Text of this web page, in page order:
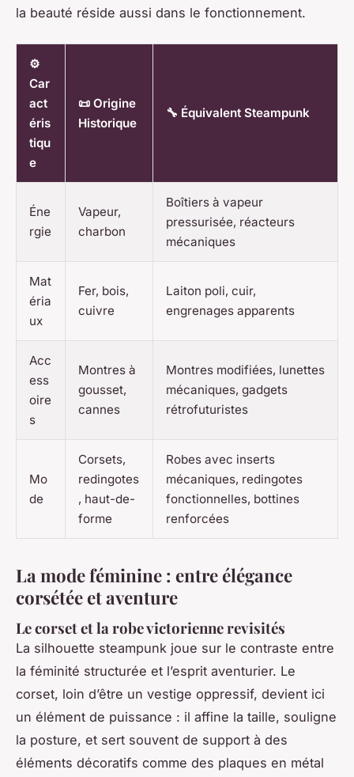
la beauté réside aussi dans le fonctionnement.
⚙️
Car
act
éris
tiqu
e
📜 Origine
Historique
🔧 Équivalent Steampunk
Éne
rgie
Vapeur,
charbon
Boîtiers à vapeur
pressurisée, réacteurs
mécaniques
Mat
éria
ux
Fer, bois,
cuivre
Laiton poli, cuir,
engrenages apparents
Acc
ess
oire
s
Montres à
gousset,
cannes
Montres modifiées, lunettes
mécaniques, gadgets
rétrofuturistes
Mo
de
Corsets,
redingotes
, haut-de-
forme
Robes avec inserts
mécaniques, redingotes
fonctionnelles, bottines
renforcées
La mode féminine : entre élégance
corsétée et aventure
Le corset et la robe victorienne revisités
La silhouette steampunk joue sur le contraste entre
la féminité structurée et l’esprit aventurier. Le
corset, loin d’être un vestige oppressif, devient ici
un élément de puissance : il affine la taille, souligne
la posture, et sert souvent de support à des
éléments décoratifs comme des plaques en métal